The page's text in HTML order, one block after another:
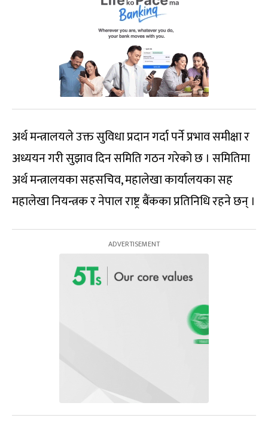
अर्थ मन्त्रालयले उक्त सुविधा प्रदान गर्दा पर्ने प्रभाव समीक्षा र
अध्ययन गरी सुझाव दिन समिति गठन गरेको छ । समितिमा
अर्थ मन्त्रालयका सहसचिव, महालेखा कार्यालयका सह
महालेखा नियन्त्रक र नेपाल राष्ट्र बैंकका प्रतिनिधि रहने छन् ।